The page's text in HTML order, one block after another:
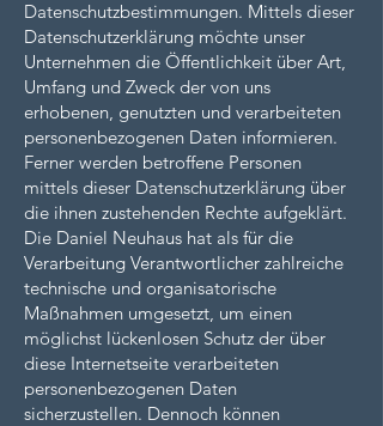
Datenschutzbestimmungen. Mittels dieser
Datenschutzerklärung möchte unser
Unternehmen die Öffentlichkeit über Art,
Umfang und Zweck der von uns
erhobenen, genutzten und verarbeiteten
personenbezogenen Daten informieren.
Ferner werden betroffene Personen
mittels dieser Datenschutzerklärung über
die ihnen zustehenden Rechte aufgeklärt.
Die Daniel Neuhaus hat als für die
Verarbeitung Verantwortlicher zahlreiche
technische und organisatorische
Maßnahmen umgesetzt, um einen
möglichst lückenlosen Schutz der über
diese Internetseite verarbeiteten
personenbezogenen Daten
sicherzustellen. Dennoch können